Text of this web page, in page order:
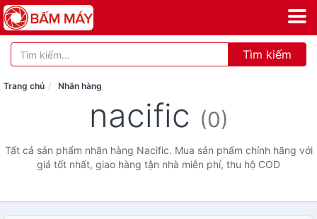
Tìm kiếm
Trang chủ Nhãn hàng
nacific (0)
Tất cả sản phẩm nhãn hàng Nacific. Mua sản phẩm chính hãng với
giá tốt nhất, giao hàng tận nhà miễn phí, thu hộ COD